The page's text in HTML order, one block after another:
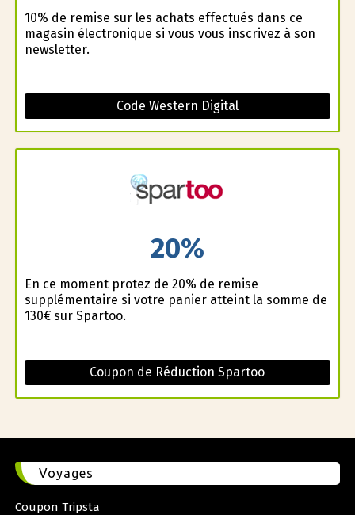
10% de remise sur les achats effectués dans ce
magasin électronique si vous vous inscrivez à son
newsletter.
Code Western Digital
20%
En ce moment profitez de 20% de remise
supplémentaire si votre panier atteint la somme de
130€ sur Spartoo.
Coupon de Réduction Spartoo
Voyages
Coupon Tripsta